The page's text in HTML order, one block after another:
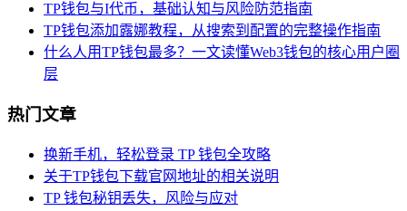
TP钱包与I代币，基础认知与风险防范指南
TP钱包添加露娜教程，从搜索到配置的完整操作指南
什么人用TP钱包最多？一文读懂Web3钱包的核心用户圈
层
热门文章
换新手机，轻松登录 TP 钱包全攻略
关于TP钱包下载官网地址的相关说明
TP 钱包秘钥丢失，风险与应对